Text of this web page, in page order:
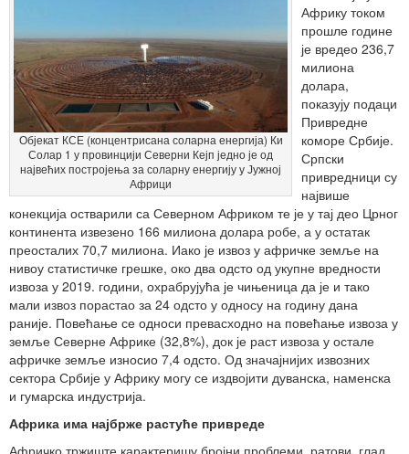
Објекат КСЕ (концентрисана соларна енергија) Ки
Солар 1 у провинцији Северни Кејп једно је од
највећих постројења за соларну енергију у Јужној
Африци
Африку током
прошле године
је вредео 236,7
милиона
долара,
показују подаци
Привредне
коморе Србије.
Српски
привредници су
највише
конекција остварили са Северном Африком те је у тај део Црног
континента извезено 166 милиона долара робе, а у остатак
преосталих 70,7 милиона. Иако је извоз у афричке земље на
нивоу статистичке грешке, око два одсто од укупне вредности
извоза у 2019. години, охрабрујућа је чињеница да је и тако
мали извоз порастао за 24 одсто у односу на годину дана
раније. Повећање се односи превасходно на повећање извоза у
земље Северне Африке (32,8%), док је раст извоза у остале
афричке земље износио 7,4 одсто. Од значајнијих извозних
сектора Србије у Африку могу се издвојити дуванска, наменска
и гумарска индустрија.
Африка има најбрже растуће привреде
Афричко тржиште карактеришу бројни проблеми, ратови, глад